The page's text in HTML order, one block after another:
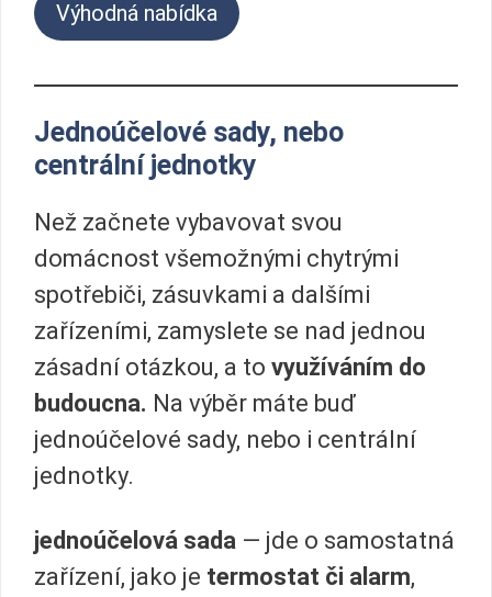
Výhodná nabídka
Jednoúčelové sady, nebo
centrální jednotky
Než začnete vybavovat svou
domácnost všemožnými chytrými
spotřebiči, zásuvkami a dalšími
zařízeními, zamyslete se nad jednou
zásadní otázkou, a to využíváním do
budoucna. Na výběr máte buď
jednoúčelové sady, nebo i centrální
jednotky.
jednoúčelová sada — jde o samostatná
zařízení, jako je termostat či alarm,